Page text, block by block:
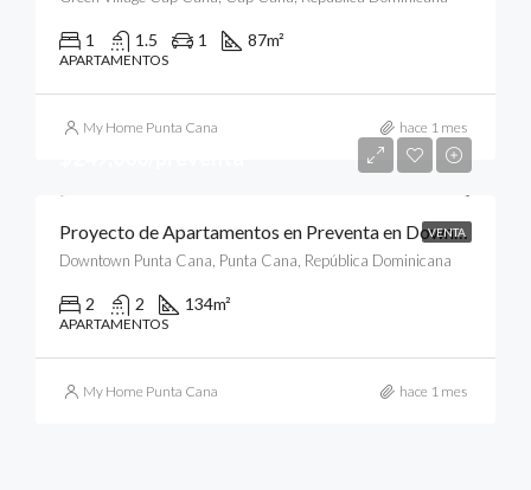
1 1.5 1 87m²
APARTAMENTOS
My Home Punta Cana hace 1 mes
VENTA
Proyecto de Apartamentos en Preventa en Downtown, Punta Cana
Downtown Punta Cana, Punta Cana, República Dominicana
2 2 134m²
APARTAMENTOS
My Home Punta Cana hace 1 mes